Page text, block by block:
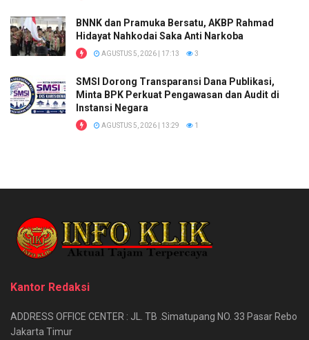
BNNK dan Pramuka Bersatu, AKBP Rahmad
Hidayat Nahkodai Saka Anti Narkoba
AGUSTUS 5, 2026 | 17:13 3
SMSI Dorong Transparansi Dana Publikasi,
Minta BPK Perkuat Pengawasan dan Audit di
Instansi Negara
AGUSTUS 5, 2026 | 13:29 1
Kantor Redaksi
ADDRESS OFFICE CENTER : JL. TB .Simatupang NO. 33 Pasar Rebo
Jakarta Timur